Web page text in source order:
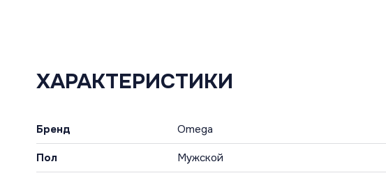
ХАРАКТЕРИСТИКИ
Бренд Omega
Пол Мужской